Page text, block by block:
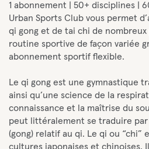
1 abonnement | 50+ disciplines |
Urban Sports Club vous permet
qi gong et de tai chi de
routine sportive de façon variée
abonnement sportif flexible.
Le qi gong est une gymnastique
ainsi qu’une science de la
connaissance et la maîtrise du
peut littéralement se traduire par
(gong) relatif au qi. Le qi ou “chi”
cultures japonaises et chinoises.